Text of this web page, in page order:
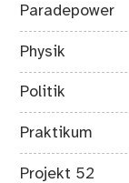
Paradepower
Physik
Politik
Praktikum
Projekt 52